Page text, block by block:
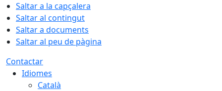
Saltar a la capçalera
Saltar al contingut
Saltar a documents
Saltar al peu de pàgina
Contactar
Idiomes
Català